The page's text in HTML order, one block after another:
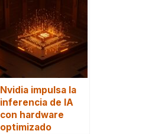
Nvidia impulsa la
inferencia de IA
con hardware
optimizado